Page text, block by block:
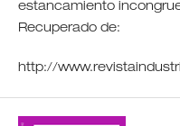
estancamiento
Recuperado de:
http://